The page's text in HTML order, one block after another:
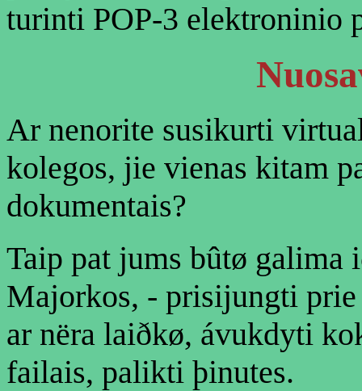
turinti POP-3 elektroninio
Ar nenorite susikurti
kolegos, jie vienas kitam
dokumentais?
Taip pat jums bûtø galima
Majorkos, - prisijungti
ar nëra laiðkø, ávukdyti
failais, palikti þinutes.